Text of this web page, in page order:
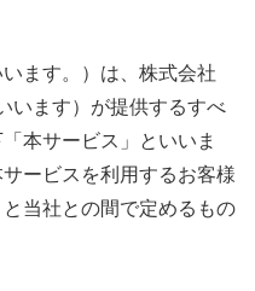
ます。）は、株式会社
います）が提供するすべ
本サービス」といいま
ービスを利用するお客様
当社との間で定めるもの